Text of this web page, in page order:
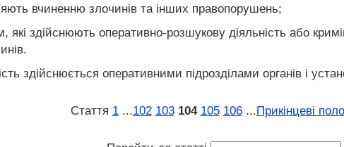
вчиненню злочинів та інших правопорушень;
які здійснюють оперативно-розшукову діяльність або
здійснюється оперативними підрозділами органів і
Стаття 1 ...102 103 104 105 106 ...Прикінцеві